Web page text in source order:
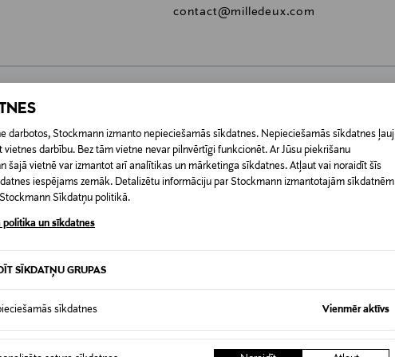
darbotos, Stockmann izmanto nepieciešamās sīkdatnes. Nepieciešamās sīkdatnes ļauj
vietnes darbību. Bez tām vietne nevar pilnvērtīgi funkcionēt. Ar Jūsu piekrišanu
šajā vietnē var izmantot arī analītikas un mārketinga sīkdatnes. Atļaut vai noraidīt šīs
iespējams zemāk. Detalizētu informāciju par Stockmann izmantotajām sīkdatnēm
Sīkdatņu politikā.
politika un sīkdatnes
SĪKDATŅU GRUPAS
sīkdatnes Vienmēr aktīvs
contact@milledeux.com
0,00 € – 4,90 €